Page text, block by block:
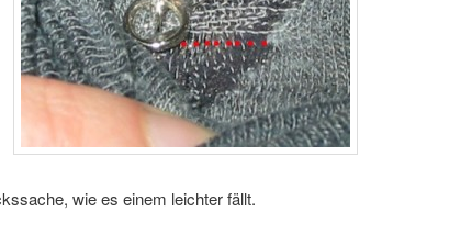
wie es einem leichter fällt.